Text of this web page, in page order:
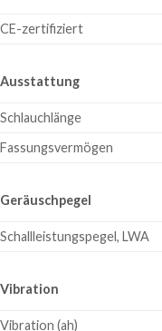
CE-zertifiziert
Ausstattung
Schlauchlänge
Fassungsvermögen
Geräuschpegel
Schallleistungspegel, LWA
Vibration
Vibration (ah)